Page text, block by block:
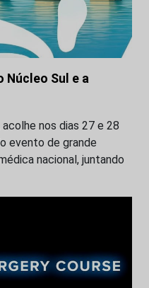
Núcleo Sul e a
nos dias 27 e 28
evento de grande
nacional, juntando